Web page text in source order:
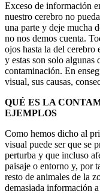
Exceso de información
nuestro cerebro no
una parte y deje mucha
no nos demos cuenta.
ojos hasta la del cerebro
y estas son solo algunas
contaminación. En
visual, sus causas,
QUÉ ES LA
EJEMPLOS
Como hemos dicho al
visual puede ser que se
perturba y que incluso
paisaje o entorno y, por
resto de animales de la
demasiada información